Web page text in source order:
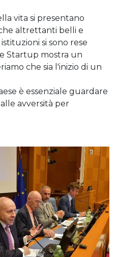
vita si presentano
altrettanti belli e
si sono rese
Startup mostra un
che sia l'inizio di un
è essenziale guardare
avversità per